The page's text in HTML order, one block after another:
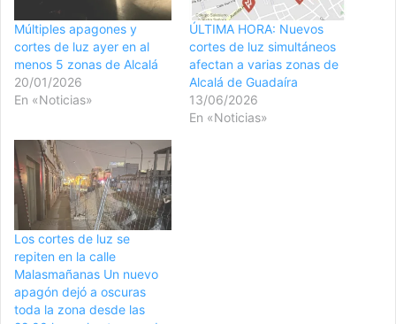
Múltiples apagones y
cortes de luz ayer en al
menos 5 zonas de Alcalá
20/01/2026
En «Noticias»
ÚLTIMA HORA: Nuevos
cortes de luz simultáneos
afectan a varias zonas de
Alcalá de Guadaíra
13/06/2026
En «Noticias»
Los cortes de luz se
repiten en la calle
Malasmañanas Un nuevo
apagón dejó a oscuras
toda la zona desde las